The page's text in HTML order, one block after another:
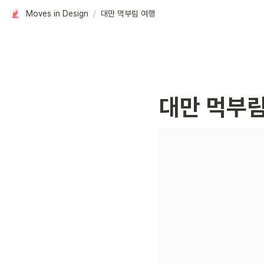
Moves in Design / 대만 먹부림 여행
대만 먹부